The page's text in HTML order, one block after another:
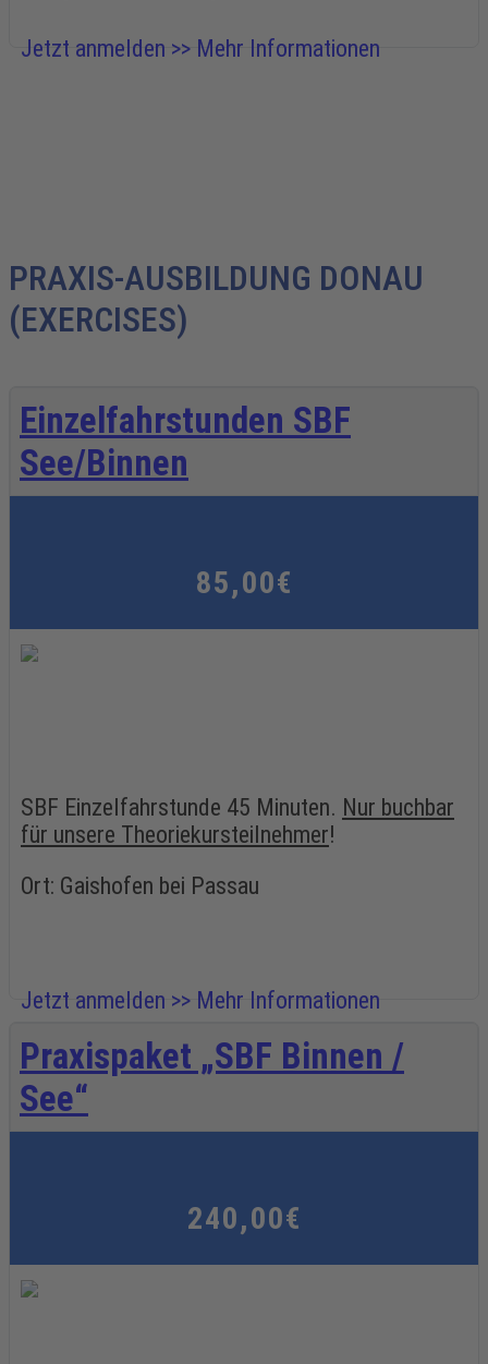
Jetzt anmelden >> Mehr Informationen
PRAXIS-AUSBILDUNG DONAU
(EXERCISES)
Einzelfahrstunden SBF
See/Binnen
85,00€
SBF Einzelfahrstunde 45 Minuten. Nur buchbar
für unsere Theoriekursteilnehmer!
Ort: Gaishofen bei Passau
Jetzt anmelden >> Mehr Informationen
Praxispaket „SBF Binnen /
See“
240,00€